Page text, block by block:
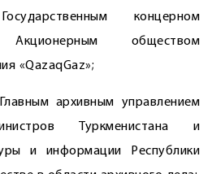
концерном
обществом
«QazaqGaz»;
архивным управлением
Туркменистана и
и информации Республики